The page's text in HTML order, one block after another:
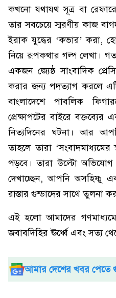
কখনো যথাযথ সূত্র বা
তার সবচেয়ে স্মরণীয় কাজ
ইরাক যুদ্ধের ‘কভার’ করা,
নিয়ে রূপকথার গল্প লেখা।
একজন জ্যেষ্ঠ সাংবাদিক
করার জন্য পদত্যাগ করলে
বাংলাদেশে পাবলিক
প্রেক্ষাপটের বাইরে
নিত্যদিনের ঘটনা। আর
তাহলে তারা ‘সংবাদমাধ্যমের
পড়বে। তারা উল্টো
দেখাচ্ছেন, আপনি অসহিষ্ণু
রাস্তার গুন্ডাদের সাথে তুলনা
এই হলো আমাদের
জবাবদিহির ঊর্ধ্বে এবং সত্য
আমার দেশের খবর